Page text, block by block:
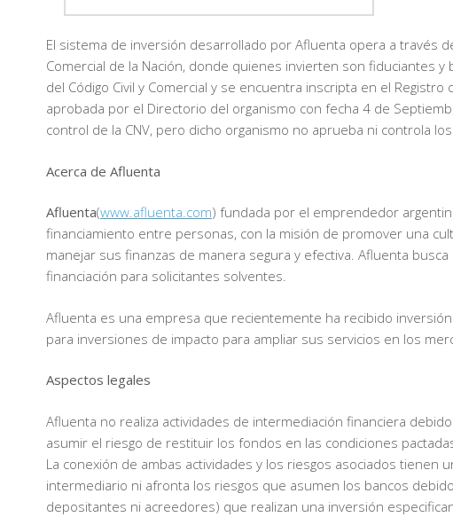
El sistema de inversión desarrollado por Afluenta opera a través
Comercial de la Nación, donde quienes invierten son fiduciantes
del Código Civil y Comercial y se encuentra inscripta en el
aprobada por el Directorio del organismo con fecha 4 de
control de la CNV, pero dicho organismo no aprueba ni controla
Acerca de Afluenta
Afluenta(www.afluenta.com) fundada por el emprendedor
financiamiento entre personas, con la misión de promover una
manejar sus finanzas de manera segura y efectiva. Afluenta
financiación para solicitantes solventes.
Afluenta es una empresa que recientemente ha recibido inversión
para inversiones de impacto para ampliar sus servicios en los
Aspectos legales
Afluenta no realiza actividades de intermediación financiera
asumir el riesgo de restituir los fondos en las condiciones
La conexión de ambas actividades y los riesgos asociados
intermediario ni afronta los riesgos que asumen los bancos
depositantes ni acreedores) que realizan una inversión